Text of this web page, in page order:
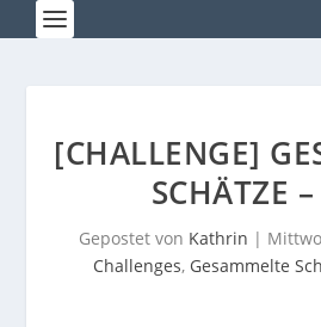
[CHALLENGE]
SCHÄTZE
Gepostet von Kathrin |
Challenges, Gesammelte